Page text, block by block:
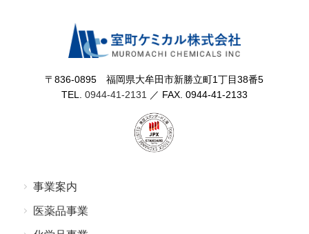
〒836-0895 福岡県⼤牟⽥市新勝⽴町1丁⽬38番5
TEL. 0944-41-2131 ／ FAX. 0944-41-2133
事業案内
医薬品事業